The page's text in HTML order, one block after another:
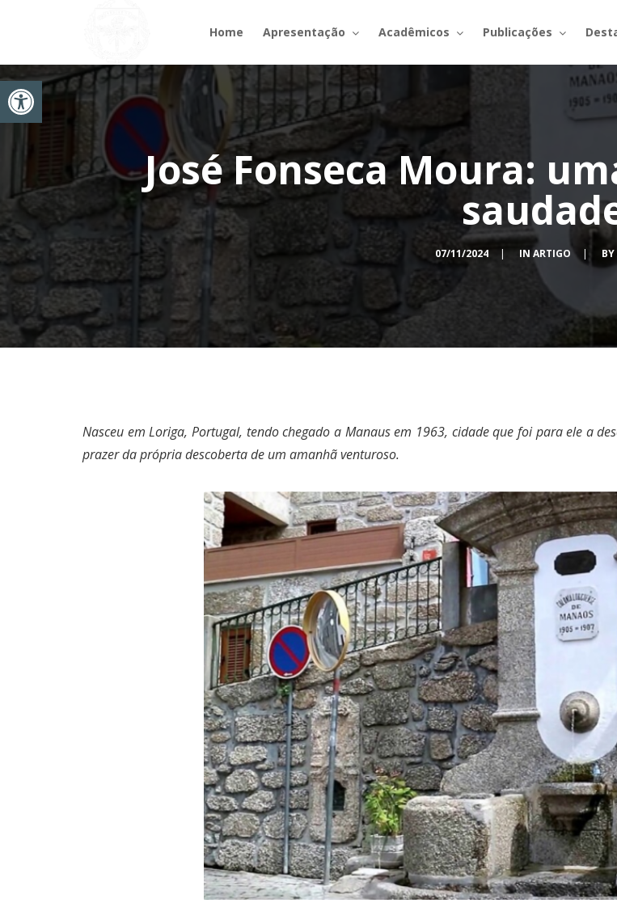
Abrir a barra de ferramentas
Home Apresentação Acadêmicos Publicações
José Fonseca Moura:
07/11/2024 | IN ARTIGO | BY
Nasceu em Loriga, Portugal, tendo chegado a Manaus em 1963, cidade que foi para ele a
prazer da própria descoberta de um amanhã venturoso.